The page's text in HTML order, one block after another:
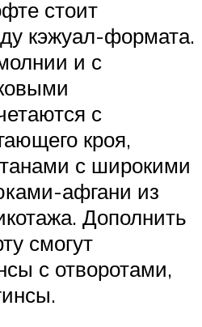
стоит
кэжуал-формата.
и с
с
кроя,
с широкими
афгани из
Дополнить
смогут
с отворотами,